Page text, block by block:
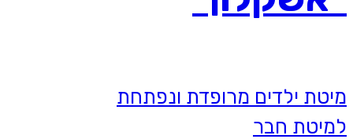
מיטת ילדים מרופדת ונפתחת
למיטת חבר